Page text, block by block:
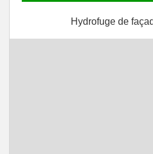
Hydrofuge de